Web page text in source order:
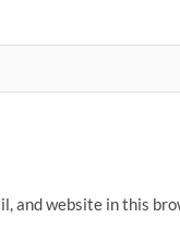
and website in this